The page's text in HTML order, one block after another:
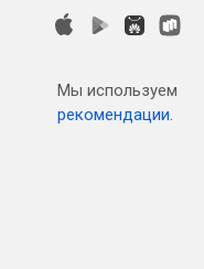
Мы используем
рекомендации.